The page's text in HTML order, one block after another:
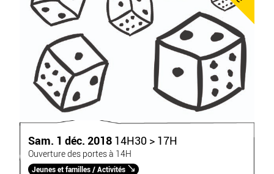
Sam. 1 déc. 2018 14H30 > 17H
Ouverture des portes à 14H
Jeunes et familles / Activités